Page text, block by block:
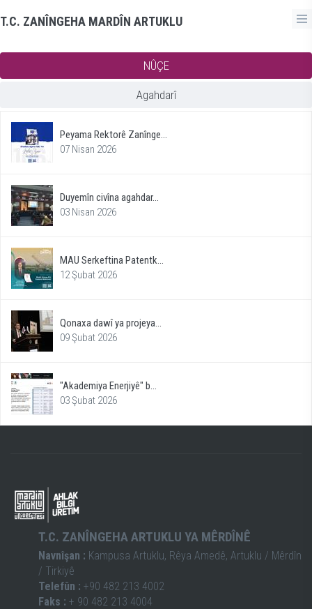
T.C. ZANÎNGEHA MARDÎN ARTUKLU
NÛÇE
Agahdarî
Peyama Rektorê Zanînge...
07 Nisan 2026
Duyemîn civîna agahdar...
03 Nisan 2026
MAU Serkeftina Patentk...
12 Şubat 2026
Qonaxa dawî ya projeya...
09 Şubat 2026
"Akademiya Enerjiyê" b...
03 Şubat 2026
T.C. ZANÎNGEHA ARTUKLU YA MÊRDÎNÊ
Navnîşan : Kampusa Artuklu, Rêya Amedê, Artuklu / Mêrdîn
/ Tirkiyê
Telefûn : +90 482 213 4002
Faks : + 90 482 213 4004